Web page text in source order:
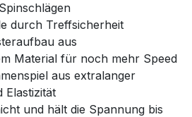
durch Treffsicherheit
aus
Material für noch mehr Speed
aus extralanger
Elastizität
und hält die Spannung bis